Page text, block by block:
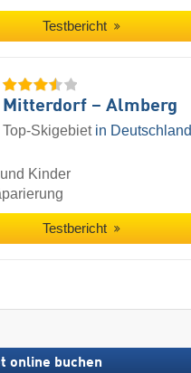
Testbericht
Mitterdorf – Almberg
Top-Skigebiet in Deutschland
Kinder
Testbericht
online buchen